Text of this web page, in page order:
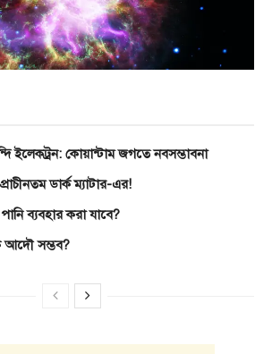
ইলেকট্রন: কোয়ান্টাম জগতে নবসম্ভাবনা
ডার্ক ম্যাটার-এর!
ব্যবহার করা যাবে?
আদৌ সম্ভব?